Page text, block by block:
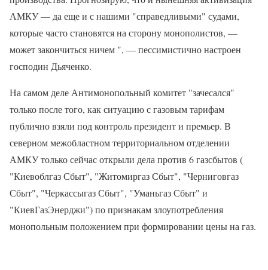
АМКУ — да еще и с нашими "справедливыми" судами,
которые часто становятся на сторону монополистов, —
может закончиться ничем ", — пессимистично настроен
господин Дьяченко.
На самом деле Антимонопольный комитет "зачесался"
только после того, как ситуацию с газовым тарифам
публично взяли под контроль президент и премьер. В
северном межобластном территориальном отделении
АМКУ только сейчас открыли дела против 6 газсбытов (
"Киевоблгаз Сбыт", "Житомиргаз Сбыт", "Черниговгаз
Сбыт", "Черкассыгаз Сбыт", "Уманьгаз Сбыт" и
"КиевГазЭнерджи") по признакам злоупотребления
монопольным положением при формировании цены на газ.